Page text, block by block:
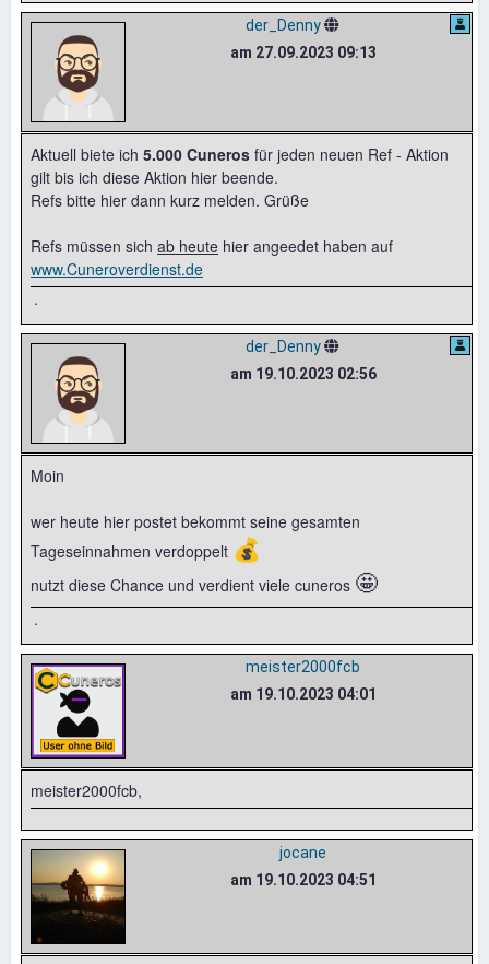
der_Denny
am 27.09.2023 09:13
Aktuell biete ich 5.000 Cuneros für jeden neuen Ref - Aktion
gilt bis ich diese Aktion hier beende.
Refs bitte hier dann kurz melden. Grüße
Refs müssen sich ab heute hier angeedet haben auf
www.Cuneroverdienst.de
.
der_Denny
am 19.10.2023 02:56
Moin
wer heute hier postet bekommt seine gesamten
Tageseinnahmen verdoppelt 💰
nutzt diese Chance und verdient viele cuneros 🤩
.
meister2000fcb
am 19.10.2023 04:01
meister2000fcb,
jocane
am 19.10.2023 04:51